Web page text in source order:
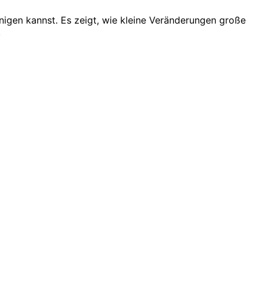
kannst. Es zeigt, wie kleine Veränderungen große